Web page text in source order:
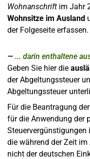
Wohnanschrift im Jahr
Wohnsitze im Ausland
der Folgeseite erfassen.
... darin enthaltene
Geben Sie hier die
der Abgeltungssteuer
Abgeltungssteuer
Für die Beantragung
für die Anwendung der
Steuervergünstigungen
die während der Zeit
nicht der deutschen